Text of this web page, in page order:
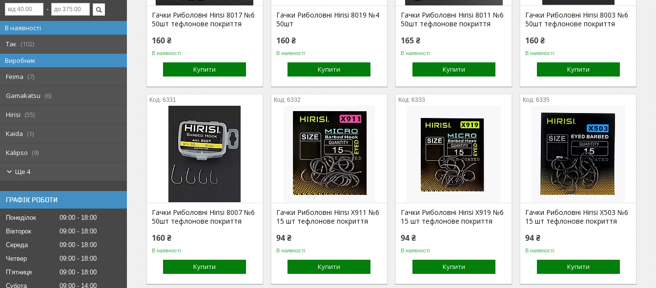
В наявності
Так
102
Виробник
Feima
7
Gamakatsu 6
Hirisi 55
Kaida 1
Kalipso 9
Ще 4
ГРАФІК РОБОТИ
Понеділок 09:00
18:00
Вівторок
09:00
18:00
Середа
09:00
18:00
Четвер
09:00
18:00
Пʼятниця
09:00
18:00
Субота
09:00
14:00
Гачки Риболовні Hirisi 8017 №6
50шт тефлонове покриття
160 ₴
В наявності
Купити
Гачки Риболовні Hirisi 8019 №4
50шт
160 ₴
В наявності
Купити
Гачки Риболовні Hirisi 8011 №6
50шт тефлонове покриття
165 ₴
В наявності
Купити
Гачки Риболовні Hirisi 8003 №6
50шт тефлонове покриття
160 ₴
В наявності
Купити
6331
Гачки Риболовні Hirisi 8007 №6
50шт тефлонове покриття
160 ₴
В наявності
Купити
6332
Гачки Риболовні Hirisi X911 №6
15 шт тефлонове покриття
94 ₴
В наявності
Купити
6333
Гачки Риболовні Hirisi X919 №6
15 шт тефлонове покриття
94 ₴
В наявності
Купити
6335
Гачки Риболовні Hirisi X503 №6
15 шт тефлонове покриття
94 ₴
В наявності
Купити